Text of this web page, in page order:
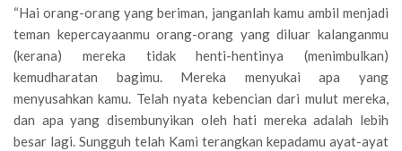
“Hai orang-orang yang beriman, janganlah kamu ambil menjadi
teman kepercayaanmu orang-orang yang diluar kalanganmu
(kerana) mereka tidak henti-hentinya (menimbulkan)
kemudharatan bagimu. Mereka menyukai apa yang
menyusahkan kamu. Telah nyata kebencian dari mulut mereka,
dan apa yang disembunyikan oleh hati mereka adalah lebih
besar lagi. Sungguh telah Kami terangkan kepadamu ayat-ayat